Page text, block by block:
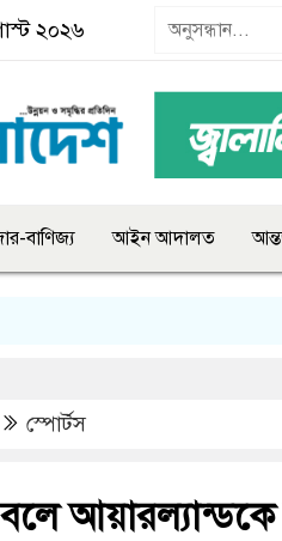
২০২৬
বাণিজ্য আইন আদালত
স্পোর্টস
আয়ারল্যান্ডকে